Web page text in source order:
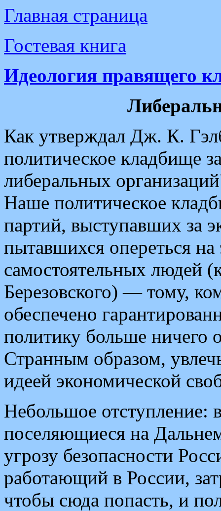
Главная страница
Гостевая книга
Идеология правящего
Как утверждал Дж. К.
политическое кладбище
либеральных
Наше политическое
партий, выступавших за
пытавшихся опереться
самостоятельных людей
Березовского) — тому,
обеспечено
политику больше ничего
Странным образом,
идеей экономической
Небольшое отступление:
поселяющиеся на
угрозу безопасности
работающий в России,
чтобы сюда попасть, и